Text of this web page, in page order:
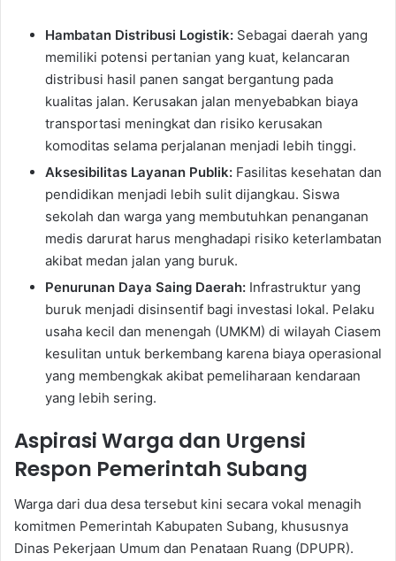
Hambatan Distribusi Logistik: Sebagai daerah yang
memiliki potensi pertanian yang kuat, kelancaran
distribusi hasil panen sangat bergantung pada
kualitas jalan. Kerusakan jalan menyebabkan biaya
transportasi meningkat dan risiko kerusakan
komoditas selama perjalanan menjadi lebih tinggi.
Aksesibilitas Layanan Publik: Fasilitas kesehatan dan
pendidikan menjadi lebih sulit dijangkau. Siswa
sekolah dan warga yang membutuhkan penanganan
medis darurat harus menghadapi risiko keterlambatan
akibat medan jalan yang buruk.
Penurunan Daya Saing Daerah: Infrastruktur yang
buruk menjadi disinsentif bagi investasi lokal. Pelaku
usaha kecil dan menengah (UMKM) di wilayah Ciasem
kesulitan untuk berkembang karena biaya operasional
yang membengkak akibat pemeliharaan kendaraan
yang lebih sering.
Aspirasi Warga dan Urgensi
Respon Pemerintah Subang
Warga dari dua desa tersebut kini secara vokal menagih
komitmen Pemerintah Kabupaten Subang, khususnya
Dinas Pekerjaan Umum dan Penataan Ruang (DPUPR).